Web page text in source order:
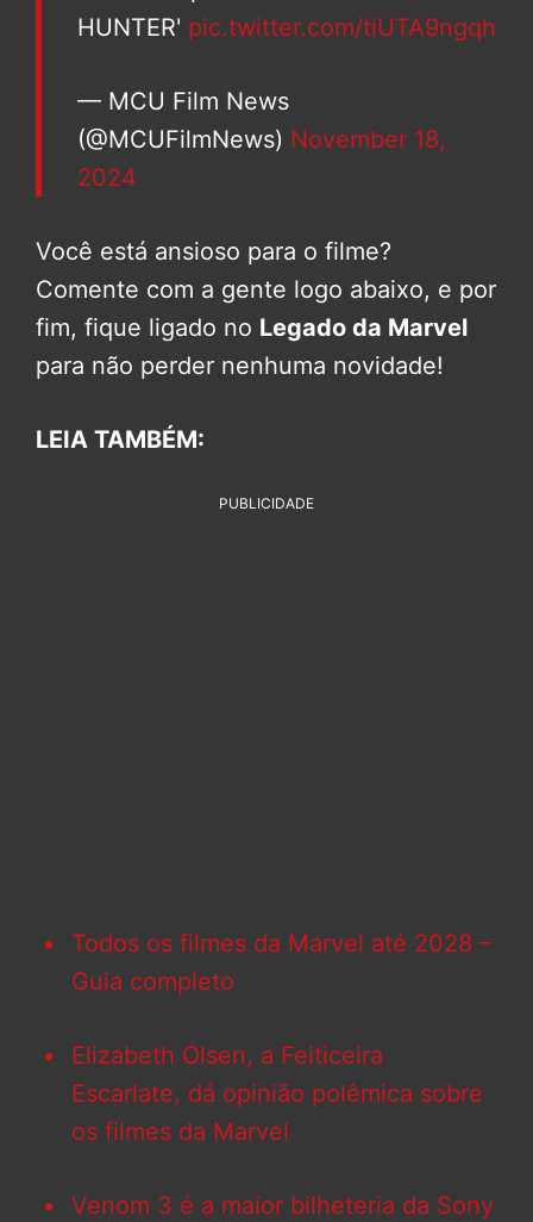
HUNTER' pic.twitter.com/tiUTA9ngqh
— MCU Film News
(@MCUFilmNews) November 18,
2024
Você está ansioso para o filme?
Comente com a gente logo abaixo, e por
fim, fique ligado no Legado da Marvel
para não perder nenhuma novidade!
LEIA TAMBÉM:
PUBLICIDADE
Todos os filmes da Marvel até 2028 –
Guia completo
Elizabeth Olsen, a Feiticeira
Escarlate, dá opinião polêmica sobre
os filmes da Marvel
Venom 3 é a maior bilheteria da Sony